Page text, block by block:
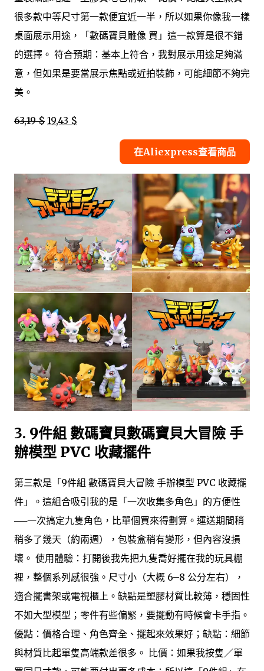
很多款中等尺寸第一款便宜近一半，所以如果你像我一樣
桌面展示用途，「數碼寶貝雕像 買」這一款算是很不錯
的選擇。 符合預期：基本上符合，我對展示用途足夠滿
意，但如果是要當展示焦點或近拍裝飾，可能細節不夠完
美。
63,19 $ 19,43 $
在Aliexpress查看商品
3. 9件組 數碼寶貝數碼寶貝大冒險 手
辦模型 PVC 收藏擺件
第三款是「9件組 數碼寶貝大冒險 手辦模型 PVC 收藏擺
件」。這組合吸引我的是「一次收集多角色」的方便性
──一次搞定九隻角色，比單個買來得劃算。運送期間稍
稍多了幾天（約兩週），包裝盒稍有變形，但內容沒損
壞。 使用體驗：打開後我先把九隻喬好擺在我的玩具棚
裡，整個系列感很強。尺寸小（大概 6–8 公分左右），
適合擺書架或電視櫃上。缺點是塑膠材質比較薄，穩固性
不如大型模型；零件有些偏緊，要擺動有時候會卡手指。
優點：價格合理、角色齊全、擺起來效果好；缺點：細節
與材質比起單隻高端款差很多。 比價：如果我按隻／單